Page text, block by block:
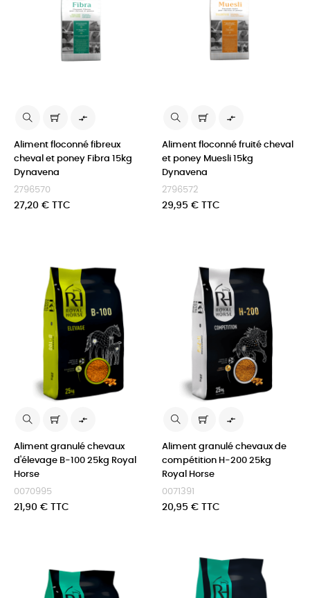

Aliment floconné fibreux
cheval et poney Fibra 15kg
Dynavena
2796570
Prix
27,20 € TTC

Aliment floconné fruité cheval
et poney Muesli 15kg
Dynavena
2796572
Prix
29,95 € TTC

Aliment granulé chevaux
d'élevage B-100 25kg Royal
Horse
0070995
Prix
21,90 € TTC

Aliment granulé chevaux de
compétition H-200 25kg
Royal Horse
0071391
Prix
20,95 € TTC